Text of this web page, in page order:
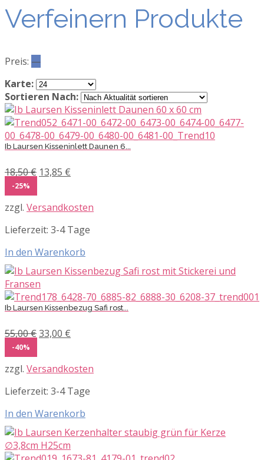
Verfeinern Produkte
Preis: —
Karte:
Sortieren Nach:
Ib Laursen Kisseninlett Daunen 6...
18,50€ Ursprünglicher
18,50 €
13,85 €
13,85 €.
-25%
zzgl. Versandkosten
Lieferzeit: 3-4 Tage
In den Warenkorb
Ib Laursen Kissenbezug Safi rost...
55,00€Ursprünglicher
55,00 €
33,00 €
33,00 €.
-40%
zzgl. Versandkosten
Lieferzeit: 3-4 Tage
In den Warenkorb